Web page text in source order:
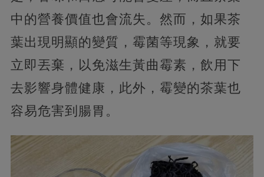
中的營養價值也會流失。然而，如果茶
葉出現明顯的變質，霉菌等現象，就要
立即丟棄，以免滋生黃曲霉素，飲用下
去影響身體健康，此外，霉變的茶葉也
容易危害到腸胃。